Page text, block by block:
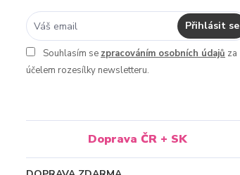
Přihlásit se
Souhlasím se zpracováním osobních údajů za
účelem rozesílky newsletteru.
Doprava ČR + SK